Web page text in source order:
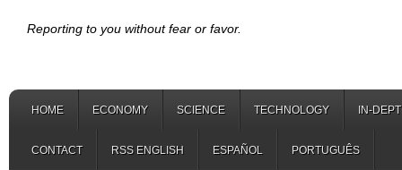
Reporting to you without fear or favor.
HOME ECONOMY SCIENCE TECHNOLOGY IN-
CONTACT RSS ENGLISH ESPAÑOL PORTUGUÊS